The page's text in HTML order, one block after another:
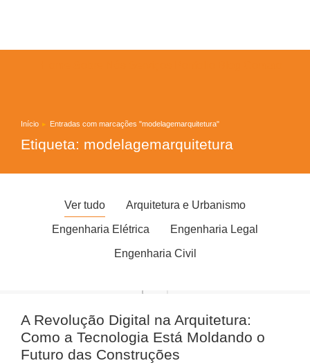
Você está aqui:
Início Entradas com marcações "modelagemarquitetura"
Etiqueta: modelagemarquitetura
Ver tudo Arquitetura e Urbanismo
Engenharia Elétrica Engenharia Legal
Engenharia Civil
A Revolução Digital na Arquitetura:
Como a Tecnologia Está Moldando o
Futuro das Construções